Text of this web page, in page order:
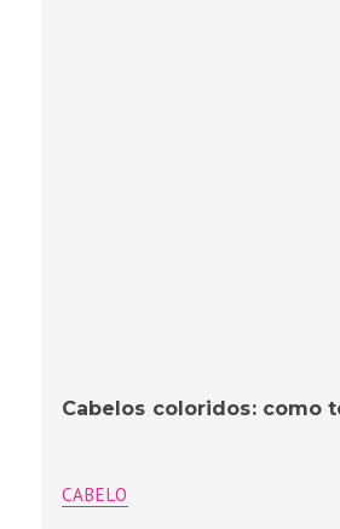
Cabelos coloridos: como
CABELO